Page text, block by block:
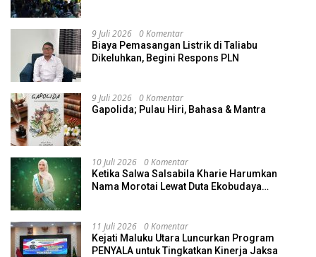
9 Juli 2026 0 Komentar
Biaya Pemasangan Listrik di Taliabu
Dikeluhkan, Begini Respons PLN
9 Juli 2026 0 Komentar
Gapolida; Pulau Hiri, Bahasa & Mantra
10 Juli 2026 0 Komentar
Ketika Salwa Salsabila Kharie Harumkan
Nama Morotai Lewat Duta Ekobudaya
11 Juli 2026 0 Komentar
Kejati Maluku Utara Luncurkan Program
PENYALA untuk Tingkatkan Kinerja Jaksa